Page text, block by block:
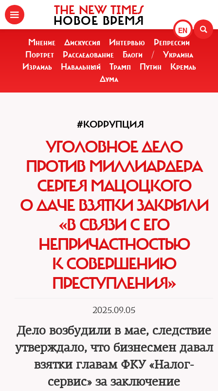
EN
THE NEW TIMES
НОВОЕ ВРЕМЯ
Мнение Дискуссия Интервью
Репрессии
Портрет
Расследование Блоги /
Украина
Израиль
Навальный Трамп Путин
Кремль
Дума
#КОРРУПЦИЯ
УГОЛОВНОЕ ДЕЛО
ПРОТИВ МИЛЛИАРДЕРА
СЕРГЕЯ МАЦОЦКОГО
О ДАЧЕ ВЗЯТКИ ЗАКРЫЛИ
«В СВЯЗИ С ЕГО
НЕПРИЧАСТНОСТЬЮ
К СОВЕРШЕНИЮ
ПРЕСТУПЛЕНИЯ»
2025.09.05
Дело возбудили в мае, следствие
утверждало, что бизнесмен давал
взятки главам ФКУ «Налог-
сервис» за заключение